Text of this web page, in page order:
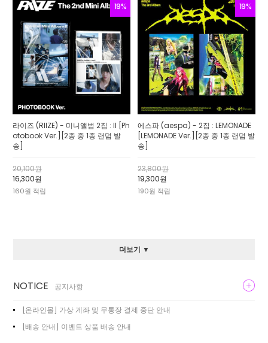
19%
라이즈 (RIIZE) - 미니앨범 2집 : II [Ph
otobook Ver.][2종 중 1종 랜덤 발
송]
20,100원
16,300원
160원 적립
19%
에스파 (aespa) - 2집 : LEMONADE
[LEMONADE Ver.][2종 중 1종 랜덤 발
송]
23,800원
19,300원
190원 적립
더보기 ▼
NOTICE 공지사항
[온라인몰] 가상 계좌 및 무통장 결제 중단 안내
[배송 안내] 이벤트 상품 배송 안내